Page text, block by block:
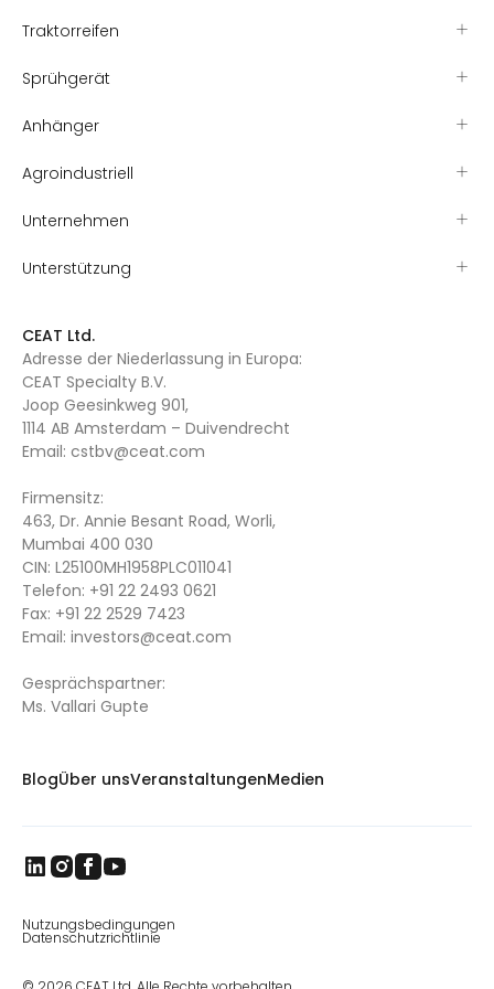
Traktorreifen
Sprühgerät
Anhänger
Agroindustriell
Unternehmen
Unterstützung
CEAT Ltd.
Adresse der Niederlassung in Europa:
CEAT Specialty B.V.
Joop Geesinkweg 901,
1114 AB Amsterdam – Duivendrecht
Email: cstbv@ceat.com
Firmensitz:
463, Dr. Annie Besant Road, Worli,
Mumbai 400 030
CIN: L25100MH1958PLC011041
Telefon: +91 22 2493 0621
Fax: +91 22 2529 7423
Email: investors@ceat.com
Gesprächspartner:
Ms. Vallari Gupte
BlogÜber unsVeranstaltungenMedien
Nutzungsbedingungen
Datenschutzrichtlinie